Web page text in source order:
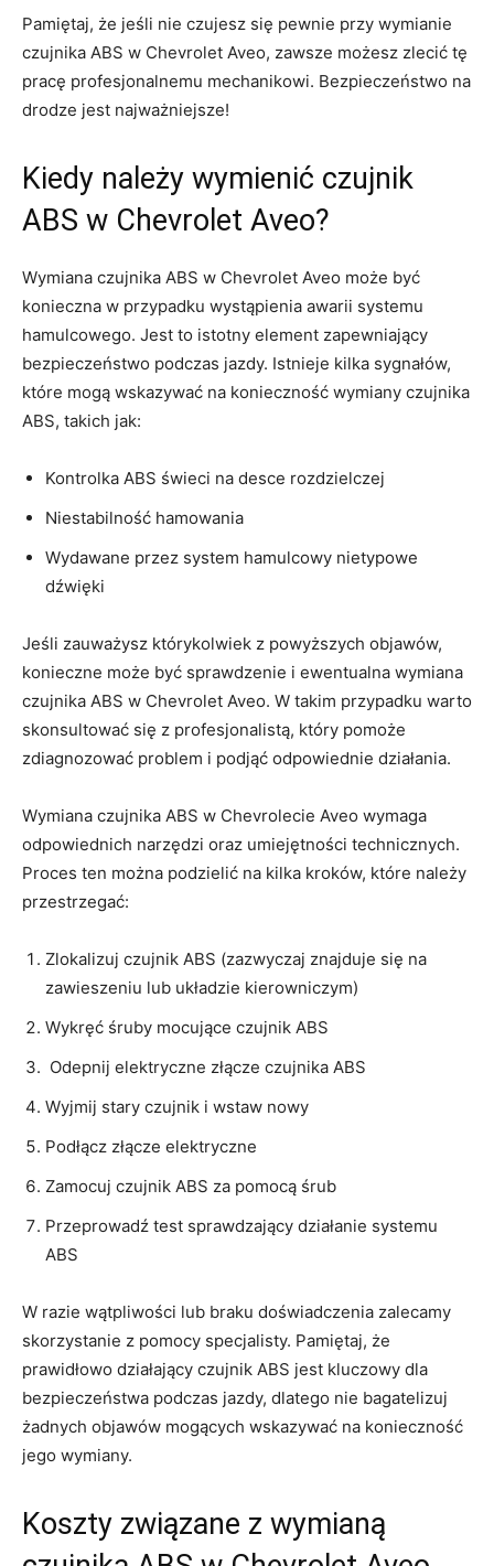
Pamiętaj, że jeśli nie czujesz się pewnie przy wymianie
czujnika ABS w Chevrolet ‍Aveo,⁣ zawsze możesz‍ zlecić ⁢tę
pracę‌ profesjonalnemu mechanikowi. Bezpieczeństwo na
drodze jest najważniejsze!
Kiedy należy ⁤wymienić czujnik
ABS ‌w​ Chevrolet Aveo?
Wymiana czujnika ABS w Chevrolet Aveo może‍ być
konieczna w przypadku wystąpienia awarii systemu
hamulcowego. Jest ‍to istotny element zapewniający
bezpieczeństwo podczas jazdy. ​Istnieje kilka sygnałów,​
które mogą ⁣wskazywać na konieczność wymiany czujnika
ABS, takich jak:
Kontrolka ⁤ABS świeci na desce⁣ rozdzielczej
Niestabilność hamowania
Wydawane przez system hamulcowy nietypowe
dźwięki
Jeśli​ zauważysz którykolwiek​ z powyższych objawów,‌
konieczne może być sprawdzenie i ewentualna⁤ wymiana
czujnika ABS w Chevrolet Aveo. W takim przypadku warto
skonsultować się z profesjonalistą, który pomoże ​
zdiagnozować problem i podjąć odpowiednie działania.
Wymiana ⁤czujnika ABS w Chevrolecie‍ Aveo wymaga
odpowiednich narzędzi oraz umiejętności technicznych.
Proces ten można podzielić na kilka kroków, ‍które należy
przestrzegać:
Zlokalizuj czujnik ABS (zazwyczaj znajduje się na
zawieszeniu lub układzie kierowniczym)
⁣Wykręć śruby mocujące czujnik ABS
​ Odepnij elektryczne złącze czujnika ABS
Wyjmij stary czujnik i wstaw nowy
Podłącz⁢ złącze elektryczne
Zamocuj czujnik⁤ ABS za pomocą śrub
Przeprowadź test ‌sprawdzający działanie systemu
ABS
W razie wątpliwości lub braku ⁣doświadczenia zalecamy
skorzystanie z pomocy specjalisty. Pamiętaj, że
prawidłowo działający czujnik ABS jest kluczowy dla
bezpieczeństwa podczas jazdy, dlatego nie bagatelizuj
żadnych objawów mogących wskazywać na konieczność
jego wymiany.
Koszty⁣ związane z wymianą